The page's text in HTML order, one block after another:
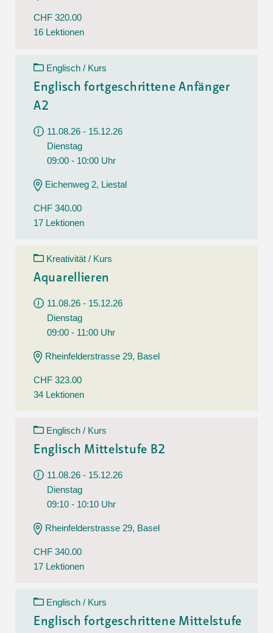
CHF 320.00
16 Lektionen
Englisch / Kurs
Englisch fortgeschrittene Anfänger
A2
11.08.26 - 15.12.26
Dienstag
09:00 - 10:00 Uhr
Eichenweg 2, Liestal
CHF 340.00
17 Lektionen
Kreativität / Kurs
Aquarellieren
11.08.26 - 15.12.26
Dienstag
09:00 - 11:00 Uhr
Rheinfelderstrasse 29, Basel
CHF 323.00
34 Lektionen
Englisch / Kurs
Englisch Mittelstufe B2
11.08.26 - 15.12.26
Dienstag
09:10 - 10:10 Uhr
Rheinfelderstrasse 29, Basel
CHF 340.00
17 Lektionen
Englisch / Kurs
Englisch fortgeschrittene Mittelstufe